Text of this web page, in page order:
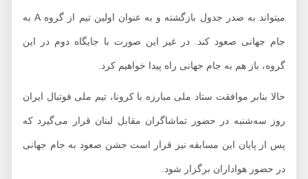
میتواند به صدر جدول بازگشته و به عنوان اولین تیم از گروه A به
جام جهانی صعود کند. در غیر این صورت با جایگاه دوم در این
گروه، باز هم به جام جهانی راه پیدا خواهیم کرد.
حالا بنابر موافقت ستاد ملی مبارزه با کرونا، تیم ملی فوتبال ایران
روز سه‌شنبه در حضور تماشاگران مقابل لبنان قرار می‌گیرد که
پس از پایان این مسابقه نیز قرار است جشن صعود به جام جهانی
در حضور هواداران برگزار شود.